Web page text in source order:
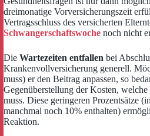
dreimonatige Vorversicherungszeit
Vertragsschluss des versicherten
Schwangerschaftswoche noch nicht
Die Wartezeiten entfallen bei
Krankenvollversicherung generell.
muss) er den Beitrag anpassen, so
Gegenüberstellung der Kosten,
muss. Diese geringeren Prozentsätze
manchmal noch 10% enthalten)
Reaktion.